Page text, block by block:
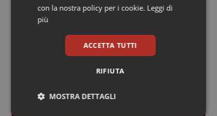
Sardegna
Umbria
Malattia di Crohn & Rettocolite Ulcerosa
Neuroscienze & patologie neurodegenerative
Oftalmologia
AI e telemedicina nello studio
con la nostra policy per i cookie. Leggi di
più
ACCETTA TUTTI
RIFIUTA
MOSTRA DETTAGLI